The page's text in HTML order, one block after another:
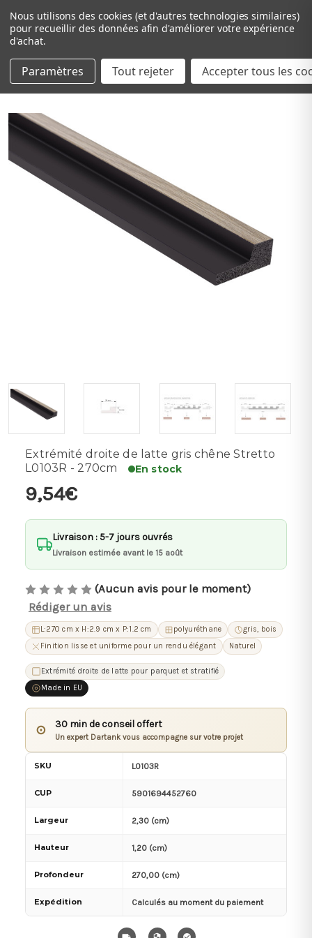
Passer au contenu principal
Extrémité droite de latte gris chêne Stretto
L0103R - 270cm
En stock
9,54€
Livraison : 5-7 jours ouvrés
Livraison estimée avant le 15 août
(Aucun avis pour le moment)
Rédiger un avis
L:270 cm x H:2.9 cm x P:1.2 cm polyuréthane
gris, bois
Finition lisse et uniforme pour un rendu élégant
Naturel
Extrémité droite de latte pour parquet et stratifié
Made in EU
⊙ 30 min de conseil offert
Un expert Dartank vous accompagne sur votre projet
SKU L0103R
CUP 5901694452760
Largeur 2,30 (cm)
Hauteur 1,20 (cm)
Profondeur 270,00 (cm)
Expédition Calculés au moment du paiement
Nous utilisons des cookies (et d'autres technologies similaires)
pour recueillir des données afin d'améliorer votre expérience
d'achat.
Paramètres Tout rejeter Accepter tous les